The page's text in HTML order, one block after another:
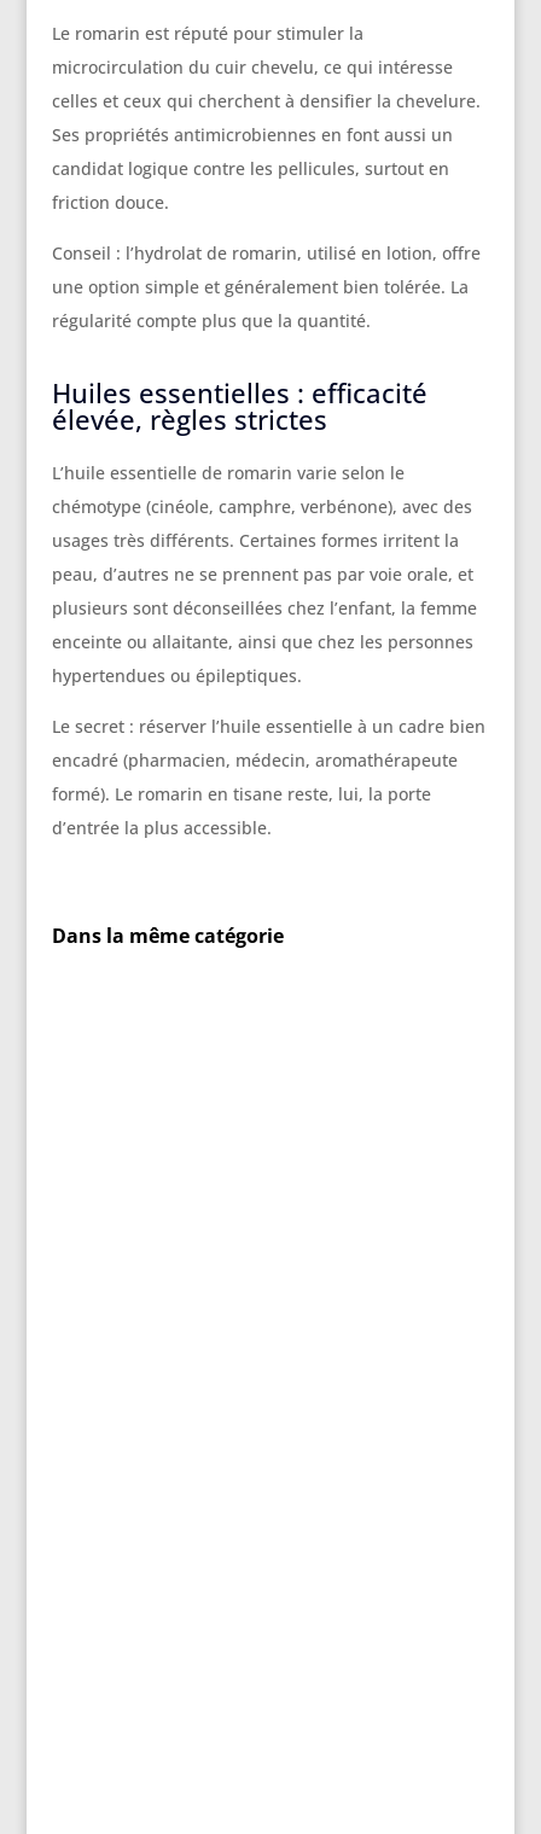
Le romarin est réputé pour stimuler la
microcirculation du cuir chevelu, ce qui intéresse
celles et ceux qui cherchent à densifier la chevelure.
Ses propriétés antimicrobiennes en font aussi un
candidat logique contre les pellicules, surtout en
friction douce.
Conseil : l’hydrolat de romarin, utilisé en lotion, offre
une option simple et généralement bien tolérée. La
régularité compte plus que la quantité.
Huiles essentielles : efficacité
élevée, règles strictes
L’huile essentielle de romarin varie selon le
chémotype (cinéole, camphre, verbénone), avec des
usages très différents. Certaines formes irritent la
peau, d’autres ne se prennent pas par voie orale, et
plusieurs sont déconseillées chez l’enfant, la femme
enceinte ou allaitante, ainsi que chez les personnes
hypertendues ou épileptiques.
Le secret : réserver l’huile essentielle à un cadre bien
encadré (pharmacien, médecin, aromathérapeute
formé). Le romarin en tisane reste, lui, la porte
d’entrée la plus accessible.
Dans la même catégorie